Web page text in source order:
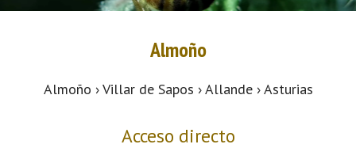
Almoño
Almoño › Villar de Sapos › Allande › Asturias
Acceso directo